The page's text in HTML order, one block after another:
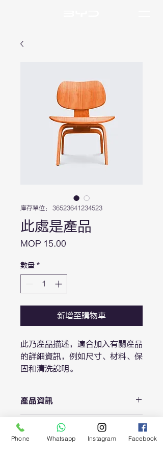
庫存單位： 36523641234523
此處是產品
MOP 15.00
數量 *
新增至購物車
此乃產品描述，適合加入有關產品
的詳細資訊，例如尺寸、材料、保
固和清洗說明。
產品資訊
多資訊，例如尺寸、材料、保固和清洗
說明。另外，您也可在此處形容產品的
退貨與退款政策
Phone Whatsapp Instagram Facebook